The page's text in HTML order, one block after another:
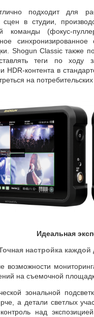
подходит для
сцен в студии,
команды
(фокус-
Shogun Classic также
теги по ходу
HDR-контента в
на потребительских
Идеальная
настройка
возможности
на съемочной
зональной
,
а детали светлых
над